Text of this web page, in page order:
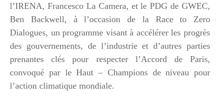
l’IRENA, Francesco La Camera, et le PDG de GWEC,
Ben Backwell, à l’occasion de la Race to Zero
Dialogues, un programme visant à accélérer les progrès
des gouvernements, de l’industrie et d’autres parties
prenantes clés pour respecter l’Accord de Paris,
convoqué par le Haut – Champions de niveau pour
l’action climatique mondiale.